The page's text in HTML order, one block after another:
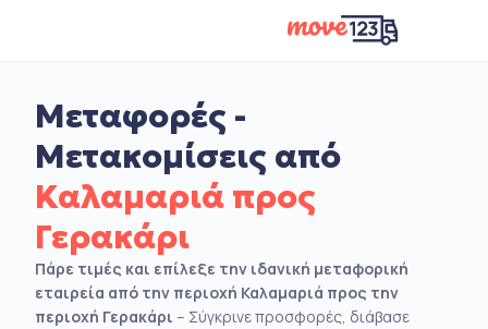
Μεταφορές -
Μετακομίσεις από
Καλαμαριά προς
Γερακάρι
Πάρε τιμές και επίλεξε την ιδανική μεταφορική
εταιρεία από την περιοχή Καλαμαριά προς την
περιοχή Γερακάρι – Σύγκρινε προσφορές, διάβασε